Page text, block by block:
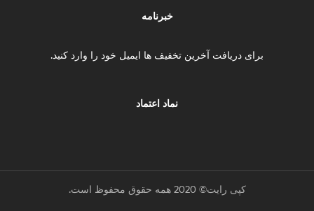
خبرنامه
برای دریافت آخرین تخفیف ها ایمیل خود را وارد کنید.
نماد اعتماد
کپی رایت© 2020 همه حقوق محفوظ است.